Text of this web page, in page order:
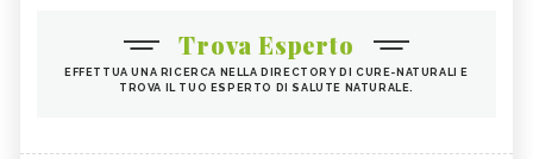
Trova Esperto
EFFETTUA UNA RICERCA NELLA DIRECTORY DI CURE-NATURALI E
TROVA IL TUO ESPERTO DI SALUTE NATURALE.